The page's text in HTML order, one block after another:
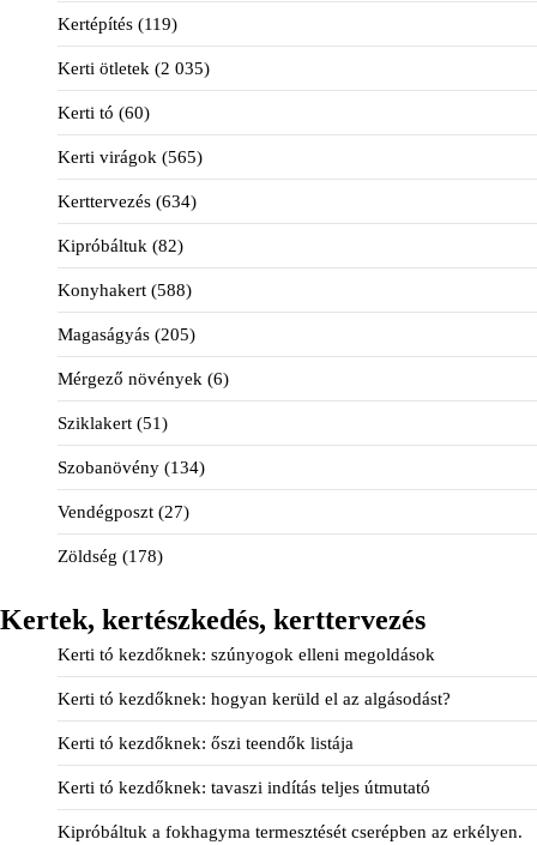
Kertépítés (119)
Kerti ötletek (2 035)
Kerti tó (60)
Kerti virágok (565)
Kerttervezés (634)
Kipróbáltuk (82)
Konyhakert (588)
Magaságyás (205)
Mérgező növények (6)
Sziklakert (51)
Szobanövény (134)
Vendégposzt (27)
Zöldség (178)
Kertek, kertészkedés, kerttervezés
Kerti tó kezdőknek: szúnyogok elleni megoldások
Kerti tó kezdőknek: hogyan kerüld el az algásodást?
Kerti tó kezdőknek: őszi teendők listája
Kerti tó kezdőknek: tavaszi indítás teljes útmutató
Kipróbáltuk a fokhagyma termesztését cserépben az erkélyen.